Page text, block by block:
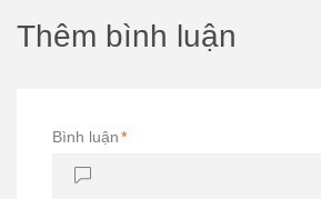
Thêm bình luận
Bình luận*